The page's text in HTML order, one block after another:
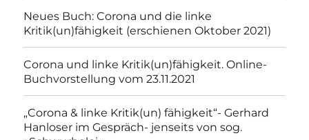
Neues Buch: Corona und die linke
Kritik(un)fähigkeit (erschienen Oktober 2021)
Corona und linke Kritik(un)fähigkeit. Online-
Buchvorstellung vom 23.11.2021
„Corona & linke Kritik(un) fähigkeit“- Gerhard
Hanloser im Gespräch- jenseits von sog.